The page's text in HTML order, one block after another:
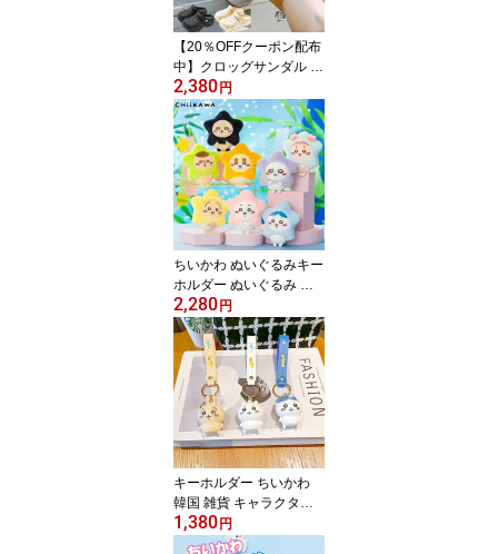
ァン向け 韓流雑貨 ブロ
スタ グッズ
【20％OFFクーポン配布
中】クロッグサンダル レ
ディース サボサンダル
軽量 サンダル スリッポ
ン 歩きやすい 履きやす
い 柔らかい 通気性 快適
スリッポン サンダル レ
ディース クロックス風
厚底 サンダル カジュア
ル シンプル ブラック ホ
ワイト ベージュ おしゃ
れ
2,380 円
ちいかわ ぬいぐるみキー
ホルダー ぬいぐるみ キ
ーホルダー 星モチーフ
ふわふわ もこもこ マス
コット ちいかわ ハチワ
レ うさぎ モモンガ 送料
無料 バッグアクセサリー
スター キーリング 可愛
い 韓国雑貨 バッグチャ
ーム おそろ 人気 プレゼ
ント 通勤 通学 アイテム
2,280 円
キーホルダー ちいかわ
韓国 雑貨 キャラクター
キーチェーン 萌えグッズ
携帯 ストラップ キー リ
1,380 円